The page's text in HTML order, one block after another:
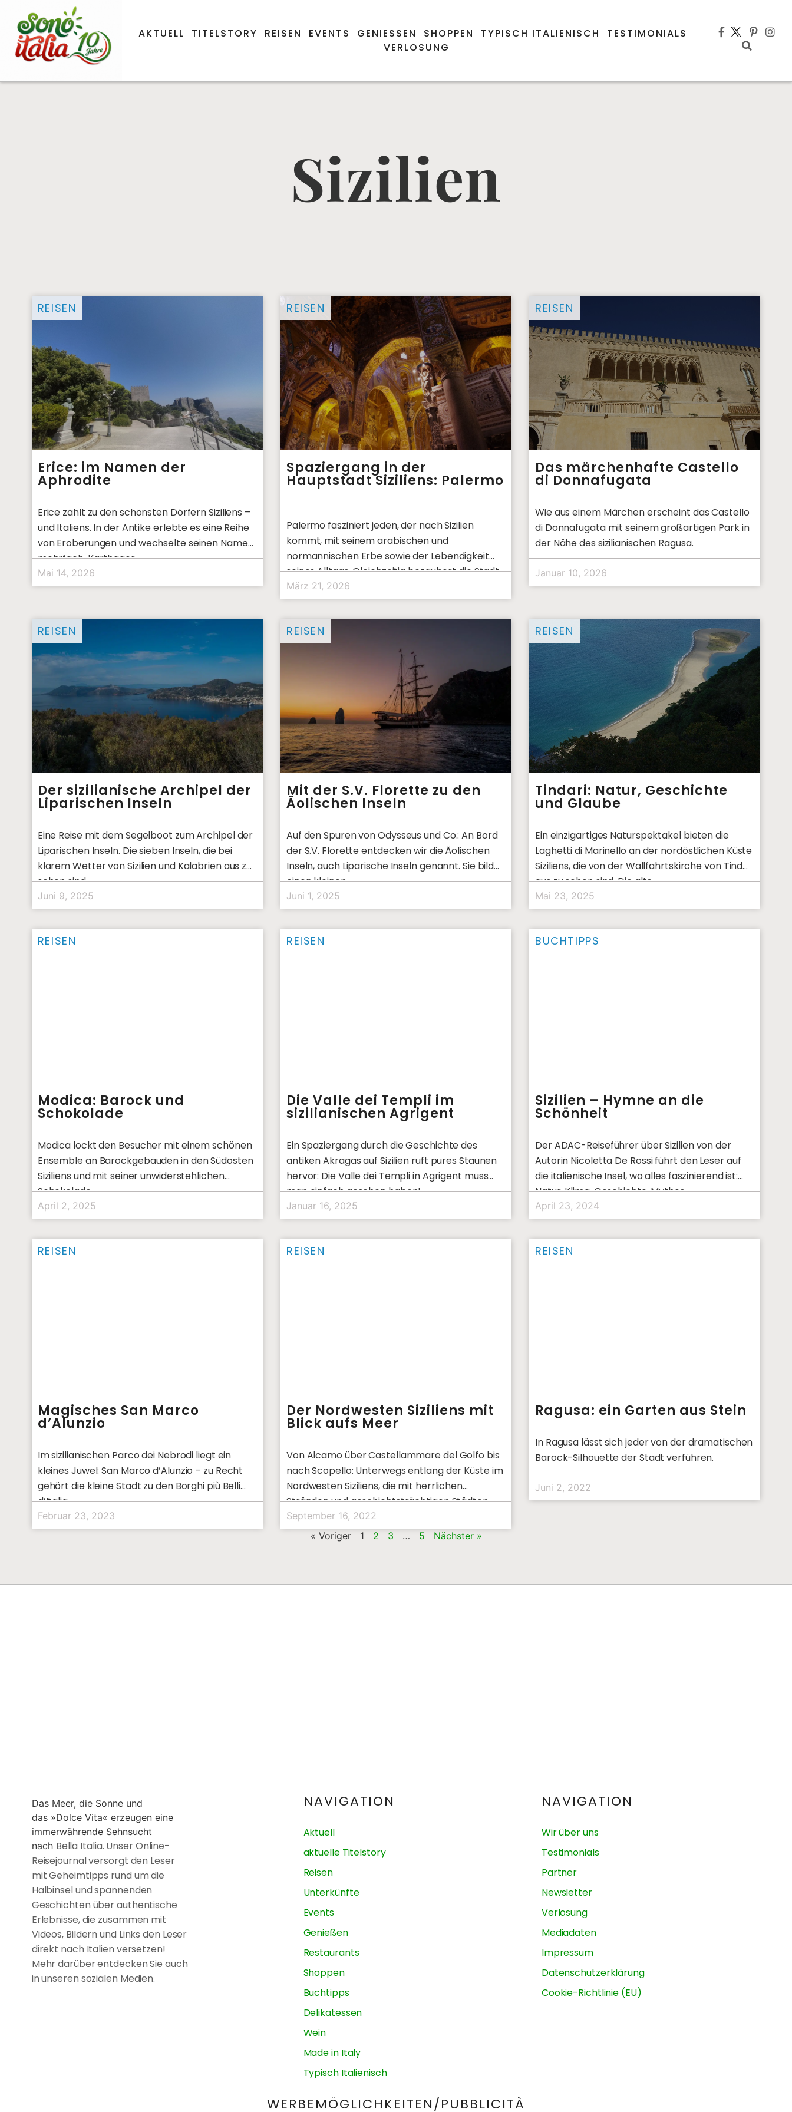
AKTUELL TITELSTORY REISEN EVENTS GENIESSEN SHOPPEN TYPISCH ITALIENISCH
TESTIMONIALS
VERLOSUNG
Sizilien
REISEN
Erice: im Namen der
Aphrodite
Erice zählt zu den schönsten Dörfern Siziliens –
und Italiens. In der Antike erlebte es eine Reihe
von Eroberungen und wechselte seinen Namen
mehrfach. Karthager,
Mai 14, 2026
REISEN
Spaziergang in der
Hauptstadt Siziliens: Palermo
Palermo fasziniert jeden, der nach Sizilien
kommt, mit seinem arabischen und
normannischen Erbe sowie der Lebendigkeit
seines Alltags. Gleichzeitig bezaubert die Stadt
auch mit stillen
März 21, 2026
REISEN
Das märchenhafte Castello
di Donnafugata
Wie aus einem Märchen erscheint das Castello
di Donnafugata mit seinem großartigen Park in
der Nähe des sizilianischen Ragusa.
Januar 10, 2026
REISEN
Der sizilianische Archipel der
Liparischen Inseln
Eine Reise mit dem Segelboot zum Archipel der
Liparischen Inseln. Die sieben Inseln, die bei
klarem Wetter von Sizilien und Kalabrien aus zu
sehen sind,
Juni 9, 2025
REISEN
Mit der S.V. Florette zu den
Äolischen Inseln
Auf den Spuren von Odysseus und Co.: An Bord
der S.V. Florette entdecken wir die Äolischen
Inseln, auch Liparische Inseln genannt. Sie bilden
einen kleinen,
Juni 1, 2025
REISEN
Tindari: Natur, Geschichte
und Glaube
Ein einzigartiges Naturspektakel bieten die
Laghetti di Marinello an der nordöstlichen Küste
Siziliens, die von der Wallfahrtskirche von Tindari
aus zu sehen sind. Die alte
Mai 23, 2025
REISEN
Modica: Barock und
Schokolade
Modica lockt den Besucher mit einem schönen
Ensemble an Barockgebäuden in den Südosten
Siziliens und mit seiner unwiderstehlichen
Schokolade.
April 2, 2025
REISEN
Die Valle dei Templi im
sizilianischen Agrigent
Ein Spaziergang durch die Geschichte des
antiken Akragas auf Sizilien ruft pures Staunen
hervor: Die Valle dei Templi in Agrigent muss
man einfach gesehen haben!
Januar 16, 2025
BUCHTIPPS
Sizilien – Hymne an die
Schönheit
Der ADAC-Reiseführer über Sizilien von der
Autorin Nicoletta De Rossi führt den Leser auf
die italienische Insel, wo alles faszinierend ist:
Natur, Klima, Geschichte, Mythos
April 23, 2024
REISEN
Magisches San Marco
d’Alunzio
Im sizilianischen Parco dei Nebrodi liegt ein
kleines Juwel: San Marco d’Alunzio – zu Recht
gehört die kleine Stadt zu den Borghi più Belli
d’Italia.
Februar 23, 2023
REISEN
Der Nordwesten Siziliens mit
Blick aufs Meer
Von Alcamo über Castellammare del Golfo bis
nach Scopello: Unterwegs entlang der Küste im
Nordwesten Siziliens, die mit herrlichen
Stränden und geschichtsträchtigen Städten
geschmückt ist.
September 16, 2022
REISEN
Ragusa: ein Garten aus Stein
In Ragusa lässt sich jeder von der dramatischen
Barock-Silhouette der Stadt verführen.
Juni 2, 2022
« Voriger 1 2 3 … 5 Nächster »
Das Meer, die Sonne und
das »Dolce Vita« erzeugen eine
immerwährende Sehnsucht
nach Bella Italia. Unser Online-
Reisejournal versorgt den Leser
mit Geheimtipps rund um die
Halbinsel und spannenden
Geschichten über authentische
Erlebnisse, die zusammen mit
Videos, Bildern und Links den Leser
direkt nach Italien versetzen!
Mehr darüber entdecken Sie auch
in unseren sozialen Medien.
NAVIGATION
Aktuell
aktuelle Titelstory
Reisen
Unterkünfte
Events
Genießen
Restaurants
Shoppen
Buchtipps
Delikatessen
Wein
Made in Italy
Typisch Italienisch
NAVIGATION
Wir über uns
Testimonials
Partner
Newsletter
Verlosung
Mediadaten
Impressum
Datenschutzerklärung
Cookie-Richtlinie (EU)
WERBEMÖGLICHKEITEN/PUBBLICITÀ